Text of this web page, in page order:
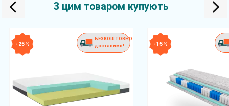
З цим товаром купують
- 25 %
БЕЗКОШТОВНО
доставимо!
- 15 %